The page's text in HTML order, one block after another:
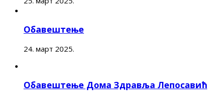
Обавештење
24. март 2025.
Обавештење Дома Здравља Лепосавић